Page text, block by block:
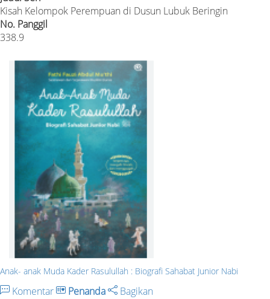
Kisah Kelompok Perempuan di Dusun Lubuk Beringin
No. Panggil
338.9
Anak- anak Muda Kader Rasulullah : Biografi Sahabat Junior Nabi
Komentar Penanda Bagikan